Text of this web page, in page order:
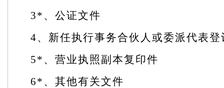
3* 、公证文件
4、新任执行事务合伙人或委派代表登
5* 、营业执照副本复印件
6* 、其他有关文件